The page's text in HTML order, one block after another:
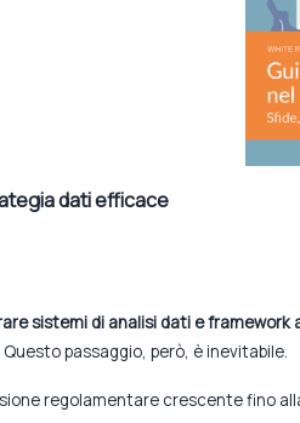
dati efficace
sistemi di analisi dati e framework
passaggio, però, è inevitabile.
regolamentare crescente fino